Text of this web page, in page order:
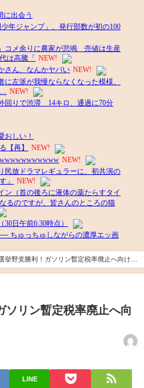
挙野党勝利！ガソリン暫定税率廃止へ向けた
ソリン暫定税率廃止へ向
LINE